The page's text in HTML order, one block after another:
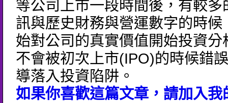
等公司上市一段時間後，有較多
訊與歷史財務與營運數字的時候
始對公司的真實價值開始投資分
不會被初次上市(IPO)的時候錯
導落入投資陷阱。
如果你喜歡這篇文章，請加入我